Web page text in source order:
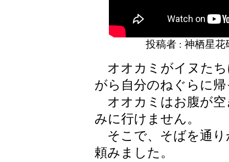
投稿者 : 神栖星
オオカミがイヌたち
がら自分のねぐらに
オオカミはお腹が空
みに行けません。
そこで、そばを通り
頼みました。